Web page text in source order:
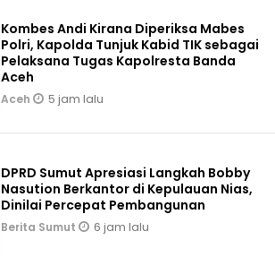
Kombes Andi Kirana Diperiksa Mabes
Polri, Kapolda Tunjuk Kabid TIK sebagai
Pelaksana Tugas Kapolresta Banda
Aceh
Aceh 5 jam lalu
DPRD Sumut Apresiasi Langkah Bobby
Nasution Berkantor di Kepulauan Nias,
Dinilai Percepat Pembangunan
Berita Sumut 6 jam lalu